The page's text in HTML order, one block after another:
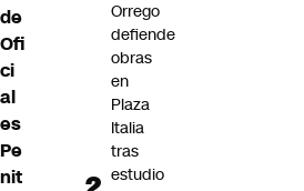
de
Ofi
ci
al
es
Pe
nit
Orrego
defiende
obras
en
Plaza
Italia
tras
estudio